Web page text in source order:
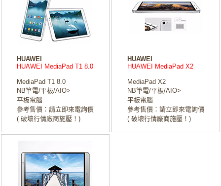
HUAWEI
HUAWEI MediaPad T1 8.0
MediaPad T1 8.0
NB筆電/平板/AIO>
平板電腦
參考售價：請立即來電詢價
( 破壞行情廠商施壓！)
HUAWEI
HUAWEI MediaPad X2
MediaPad X2
NB筆電/平板/AIO>
平板電腦
參考售價：請立即來電詢價
( 破壞行情廠商施壓！)